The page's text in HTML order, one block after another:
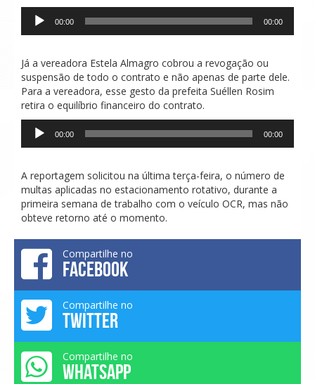
Tocador
00:00 00:00
Já a vereadora Estela Almagro cobrou a revogação ou
suspensão de todo o contrato e não apenas de parte dele.
Para a vereadora, esse gesto da prefeita Suéllen Rosim
retira o equilíbrio financeiro do contrato.
Tocador
00:00 00:00
A reportagem solicitou na última terça-feira, o número de
multas aplicadas no estacionamento rotativo, durante a
primeira semana de trabalho com o veículo OCR, mas não
obteve retorno até o momento.
Compartilhe no
FACEBOOK
Compartilhe no
TWITTER
Compartilhe no
WHATSAPP